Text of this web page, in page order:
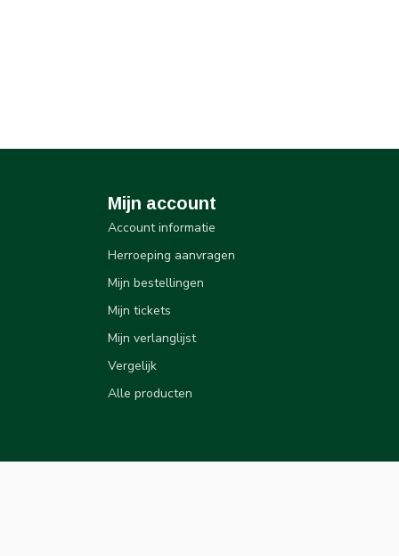
Mijn account
Account informatie
Herroeping aanvragen
Mijn bestellingen
Mijn tickets
Mijn verlanglijst
Vergelijk
Alle producten